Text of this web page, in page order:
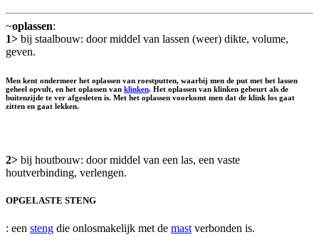
~oplassen:
1> bij staalbouw: door middel van lassen (weer) dikte, volume,
geven.
Men kent ondermeer het oplassen van roestputten, waarbij men de put met het lassen
geheel opvult, en het oplassen van klinken. Het oplassen van klinken gebeurt als de
buitenzijde te ver afgesleten is. Met het oplassen voorkomt men dat de klink los gaat
zitten en gaat lekken.
2> bij houtbouw: door middel van een las, een vaste
houtverbinding, verlengen.
OPGELASTE STENG
: een steng die onlosmakelijk met de mast verbonden is.